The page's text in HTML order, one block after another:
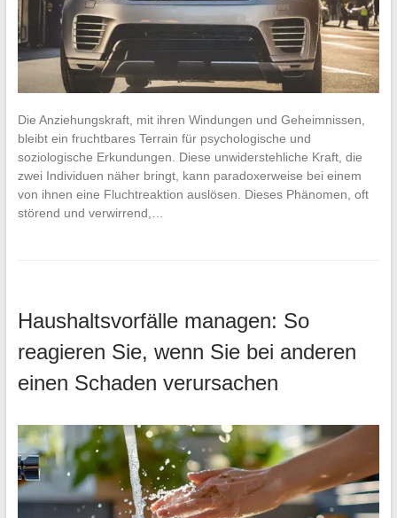
Die Anziehungskraft, mit ihren Windungen und Geheimnissen,
bleibt ein fruchtbares Terrain für psychologische und
soziologische Erkundungen. Diese unwiderstehliche Kraft, die
zwei Individuen näher bringt, kann paradoxerweise bei einem
von ihnen eine Fluchtreaktion auslösen. Dieses Phänomen, oft
störend und verwirrend,…
Haushaltsvorfälle managen: So
reagieren Sie, wenn Sie bei anderen
einen Schaden verursachen